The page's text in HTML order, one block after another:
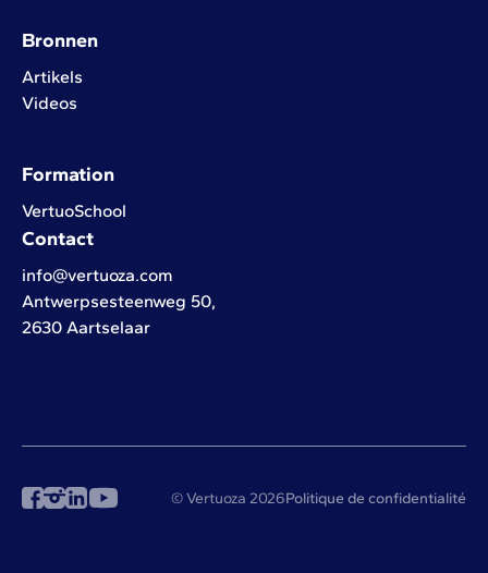
Bronnen
Artikels
Videos
Formation
VertuoSchool
Contact
info@vertuoza.com
Antwerpsesteenweg 50,
2630 Aartselaar
© Vertuoza 2026Politique de confidentialité